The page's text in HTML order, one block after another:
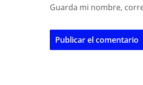
Guarda mi nombre,